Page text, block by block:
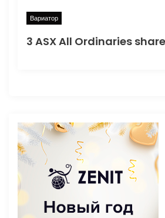
Вариатор